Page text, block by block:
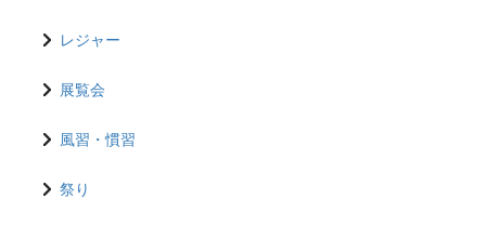
レジャー
展覧会
風習・慣習
祭り